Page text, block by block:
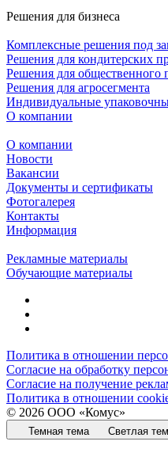
Решения для бизнеса
Комплексные решения под
Решения для кондитерских
Решения для общественного
Решения для агросегмента
Индивидуальные
О компании
О компании
Новости
Вакансии
Документы и сертификаты
Фотогалерея
Контакты
Информация
Рекламные материалы
Обучающие материалы
Политика в отношении
Согласие на обработку
Согласие на получение
Политика в отношении
© 2026 ООО «Комус»
Темная тема Светлая